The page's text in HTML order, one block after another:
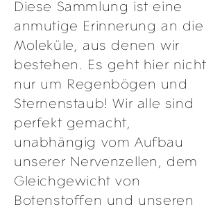
Diese Sammlung ist eine
anmutige Erinnerung an die
Moleküle, aus denen wir
bestehen. Es geht hier nicht
nur um Regenbögen und
Sternenstaub! Wir alle sind
perfekt gemacht,
unabhängig vom Aufbau
unserer Nervenzellen, dem
Gleichgewicht von
Botenstoffen und unseren